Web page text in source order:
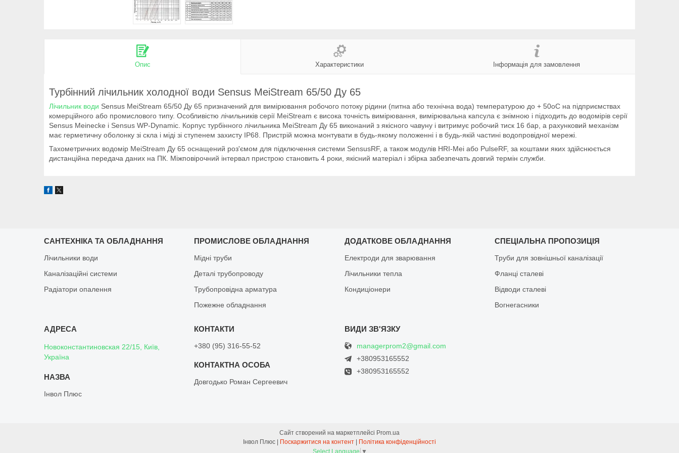
Опис Характеристики Інформація для замовлення
Турбінний лічильник холодної води Sensus MeiStream 65/50 Ду 65
Лічильник води Sensus MeiStream 65/50 Ду 65 призначений для вимірювання робочого потоку рідини (питна або технічна вода) температурою до + 50оС на підприємствах
комерційного або промислового типу. Особливістю лічильників серії MeiStream є висока точність вимірювання, вимірювальна капсула є знімною і підходить до водомірів серії
Sensus Meinecke і Sensus WP-Dynamic. Корпус турбінного лічильника MeiStream Ду 65 виконаний з якісного чавуну і витримує робочий тиск 16 бар, а рахунковий механізм
має герметичну оболонку зі скла і міді зі ступенем захисту IP68. Пристрій можна монтувати в будь-якому положенні і в будь-якій частині водопровідної мережі.
Тахометричних водомір MeiStream Ду 65 оснащений роз'ємом для підключення системи SensusRF, а також модулів HRI-Mei або PulseRF, за коштами яких здійснюється
дистанційна передача даних на ПК. Міжповірочний інтервал пристрою становить 4 роки, якісний матеріал і збірка забезпечать довгий термін служби.
САНТЕХНІКА ТА ОБЛАДНАННЯ
Лічильники води
Каналізаційні системи
Радіатори опалення
ПРОМИСЛОВЕ ОБЛАДНАННЯ
Мідні труби
Деталі трубопроводу
Трубопровідна арматура
Пожежне обладнання
ДОДАТКОВЕ ОБЛАДНАННЯ
Електроди для зварювання
Лічильники тепла
Кондиціонери
СПЕЦІАЛЬНА ПРОПОЗИЦІЯ
Труби для зовнішньої каналізації
Фланці сталеві
Відводи сталеві
Вогнегасники
Новоконстантиновская 22/15, Київ,
Україна
Інвол Плюс
+380 (95) 316-55-52
Довгодько Роман Сергеевич
managerprom2@gmail.com
+380953165552
+380953165552
Сайт створений на маркетплейсі Prom.ua
Поскаржитися на контент
Політика конфіденційності
Select Language ▼